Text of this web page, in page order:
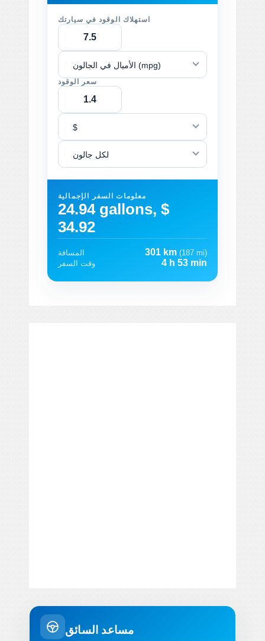
استهلاك الوقود في سيارتك
الأميال في الجالون (mpg)
سعر الوقود
$
لكل جالون
معلومات السفر الإجمالية
24.94 gallons, $
34.92
المسافة 301 km (187 mi)
وقت السفر
4 h 53 min
مساعد السائق